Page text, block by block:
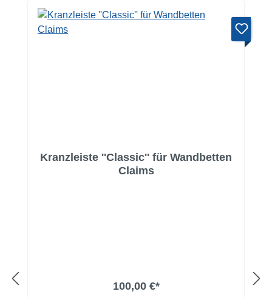
Kranzleiste ''Classic'' für Wandbetten
Claims
100,00 €*